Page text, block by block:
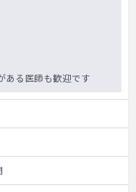
ある医師も歓迎です